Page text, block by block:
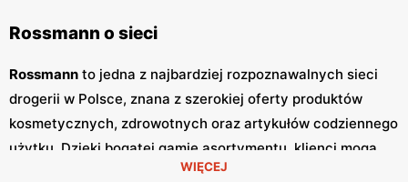
Rossmann o sieci
Rossmann to jedna z najbardziej rozpoznawalnych sieci
drogerii w Polsce, znana z szerokiej oferty produktów
kosmetycznych, zdrowotnych oraz artykułów codziennego
użytku. Dzięki bogatej gamie asortymentu, klienci mogą
znaleźć tu wszystko, czego potrzebują, od kosmetyków do
WIĘCEJ